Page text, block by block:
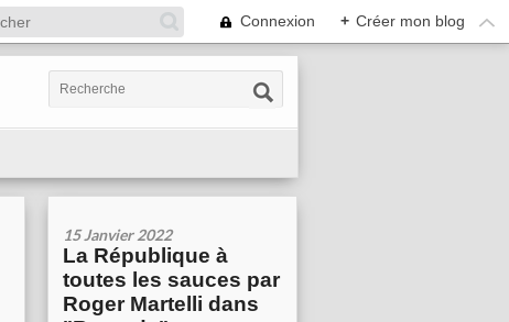
Connexion + Créer mon blog
15 Janvier 2022
La République à
toutes les sauces par
Roger Martelli dans